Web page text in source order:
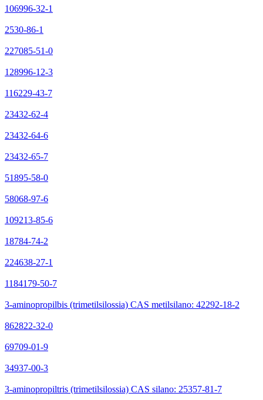
106996-32-1
2530-86-1
227085-51-0
128996-12-3
116229-43-7
23432-62-4
23432-64-6
23432-65-7
51895-58-0
58068-97-6
109213-85-6
18784-74-2
224638-27-1
1184179-50-7
3-aminopropilbis (trimetilsilossia) CAS metilsilano: 42292-18-2
862822-32-0
69709-01-9
34937-00-3
3-aminopropiltris (trimetilsilossia) CAS silano: 25357-81-7